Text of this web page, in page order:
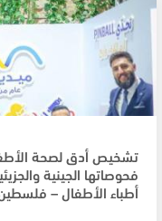
تشخيص أدق لصحة
فحوصاتها الجينية
أطباء الأطفال –